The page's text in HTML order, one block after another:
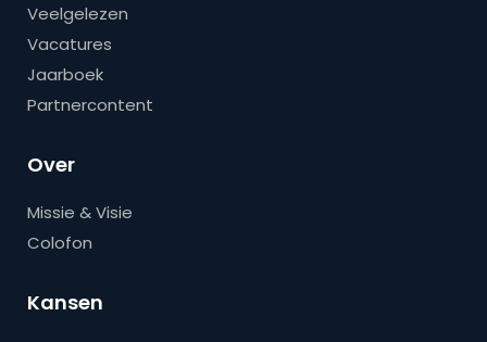
Veelgelezen
Vacatures
Jaarboek
Partnercontent
Over
Missie & Visie
Colofon
Kansen